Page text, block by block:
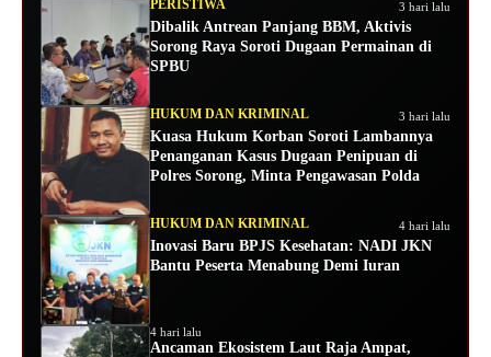
PERISTIWA 3 hari lalu
Dibalik Antrean Panjang BBM, Aktivis
Sorong Raya Soroti Dugaan Permainan di
SPBU
HUKUM DAN KRIMINAL 3 hari lalu
Kuasa Hukum Korban Soroti Lambannya
Penanganan Kasus Dugaan Penipuan di
Polres Sorong, Minta Pengawasan Polda
HUKUM DAN KRIMINAL 4 hari lalu
Inovasi Baru BPJS Kesehatan: NADI JKN
Bantu Peserta Menabung Demi Iuran
4 hari lalu
Ancaman Ekosistem Laut Raja Ampat,